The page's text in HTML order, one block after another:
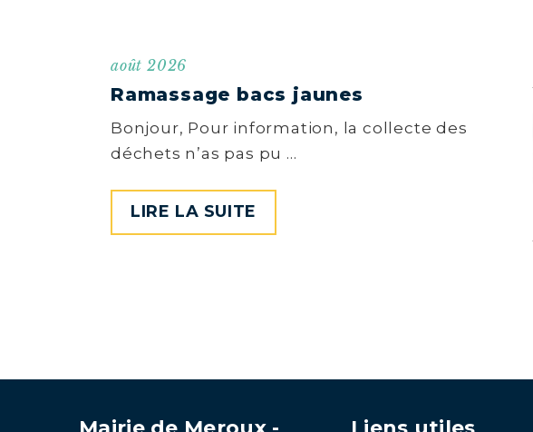
août 2026
Ramassage bacs jaunes
Bonjour, Pour information, la collecte des
déchets n’as pas pu …
LIRE LA SUITE